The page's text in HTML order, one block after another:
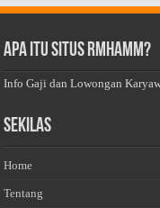
Apa Itu Situs Rmhamm?
Info Gaji dan Lowongan
Sekilas
Home
Tentang